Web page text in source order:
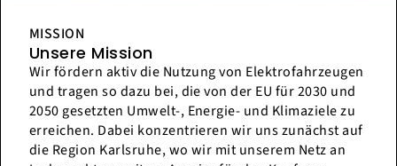
MISSION
Unsere Mission
Wir fördern aktiv die Nutzung von Elektrofahrzeugen
und tragen so dazu bei, die von der EU für 2030 und
2050 gesetzten Umwelt-, Energie- und Klimaziele zu
erreichen. Dabei konzentrieren wir uns zunächst auf
die Region Karlsruhe, wo wir mit unserem Netz an